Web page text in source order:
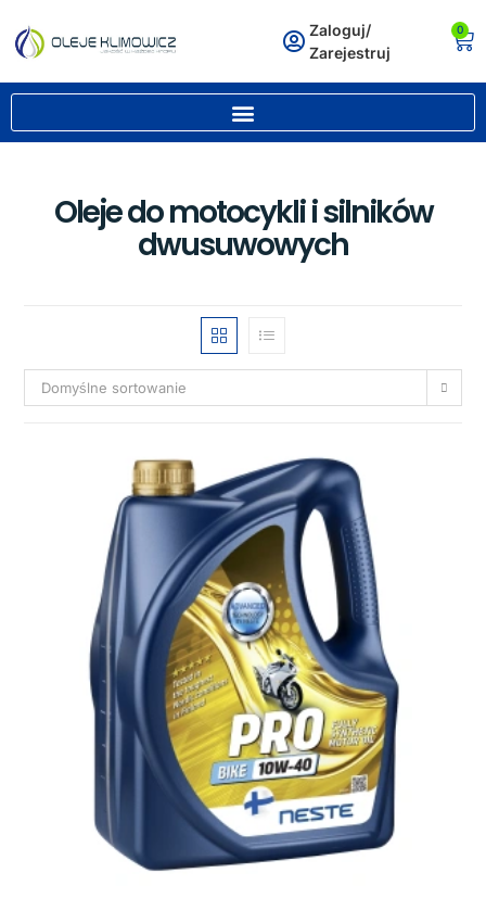
Zaloguj/
Zarejestruj
0
Oleje do motocykli i silników
dwusuwowych
Domyślne sortowanie